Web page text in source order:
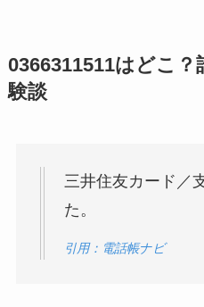
0366311511はどこ
験談
三井住友カード／
た。
引用：電話帳ナビ